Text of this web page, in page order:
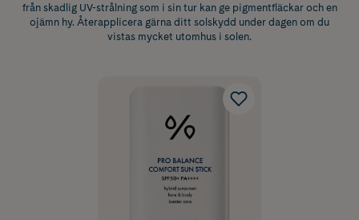
från skadlig UV-strålning som i sin tur kan ge pigmentfläckar och en
ojämn hy. Återapplicera gärna ditt solskydd under dagen om du
vistas mycket utomhus i solen.